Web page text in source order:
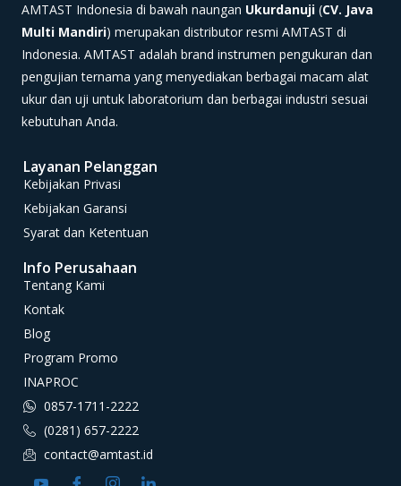
AMTAST Indonesia di bawah naungan Ukurdanuji (CV. Java
Multi Mandiri) merupakan distributor resmi AMTAST di
Indonesia. AMTAST adalah brand instrumen pengukuran dan
pengujian ternama yang menyediakan berbagai macam alat
ukur dan uji untuk laboratorium dan berbagai industri sesuai
kebutuhan Anda.
Layanan Pelanggan
Kebijakan Privasi
Kebijakan Garansi
Syarat dan Ketentuan
Info Perusahaan
Tentang Kami
Kontak
Blog
Program Promo
INAPROC
0857-1711-2222
(0281) 657-2222
contact@amtast.id